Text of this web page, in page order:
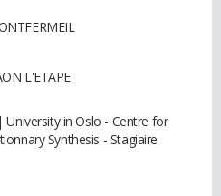
L'ETAPE
in Oslo - Centre for
Synthesis - Stagiaire